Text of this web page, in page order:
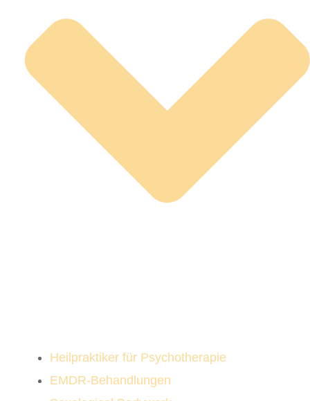
Heilpraktiker für Psychotherapie
EMDR-Behandlungen